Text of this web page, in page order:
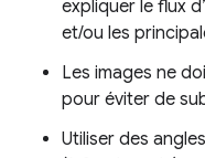
expliquer le flux
et/ou les
Les images ne
pour éviter de
Utiliser des